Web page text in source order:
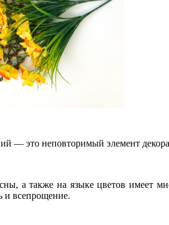
— это неповторимый элемент
а также на языке цветов имеет
и всепрощение.